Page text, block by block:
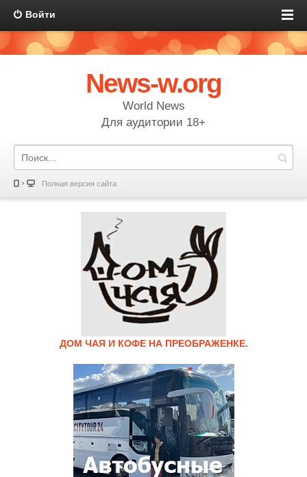
Войти
News-w.org
World News
Для аудитории 18+
Полная версия сайта
ДОМ ЧАЯ И КОФЕ НА ПРЕОБРАЖЕНКЕ.